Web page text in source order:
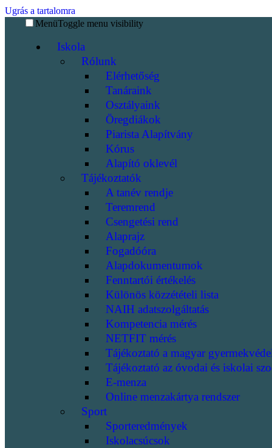
Ugrás a tartalomra
MenüToggle menu visibility
Iskola
Rólunk
Elérhetőség
Tanáraink
Osztályaink
Öregdiákok
Piarista Alapítvány
Kórus
Alapító oklevél
Tájékoztatók
A tanév rendje
Teremrend
Csengetési rend
Alaprajz
Fogadóóra
Alapdokumentumok
Fenntartói értékelés
Különös közzétételi lista
NAIH adatszolgáltatás
Kompetencia mérés
NETFIT mérés
Tájékoztató a magyar
Tájékoztató az óvodai és iskolai
E-menza
Online menzakártya rendszer
Sport
Sporteredmények
Iskolacsúcsok